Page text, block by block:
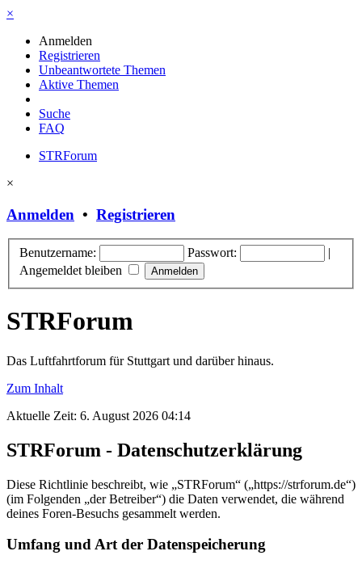
×
Anmelden
Registrieren
Unbeantwortete Themen
Aktive Themen
Suche
FAQ
STRForum
×
Anmelden • Registrieren
Benutzername: Passwort:
|
Angemeldet bleiben
STRForum
Das Luftfahrtforum für Stuttgart und darüber hinaus.
Zum Inhalt
Aktuelle Zeit: 6. August 2026 04:14
STRForum - Datenschutzerklärung
Diese Richtlinie beschreibt, wie „STRForum“ („https://strforum.de“)
(im Folgenden „der Betreiber“) die Daten verwendet, die während
deines Foren-Besuchs gesammelt werden.
Umfang und Art der Datenspeicherung